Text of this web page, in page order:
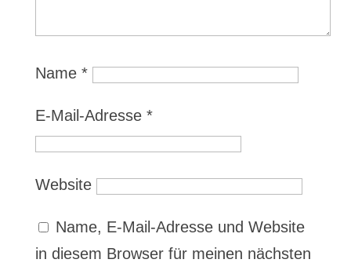
Name *
E-Mail-Adresse *
Website
Name, E-Mail-Adresse und Website
in diesem Browser für meinen nächsten